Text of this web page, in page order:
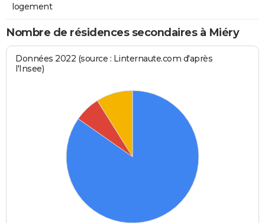
logement
Nombre de résidences secondaires à Miéry
Données 2022 (source : Linternaute.com d'après
l'Insee)